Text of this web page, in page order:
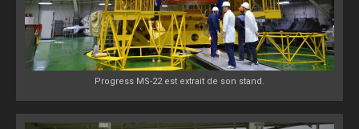
Progress MS-22 est extrait de son stand.